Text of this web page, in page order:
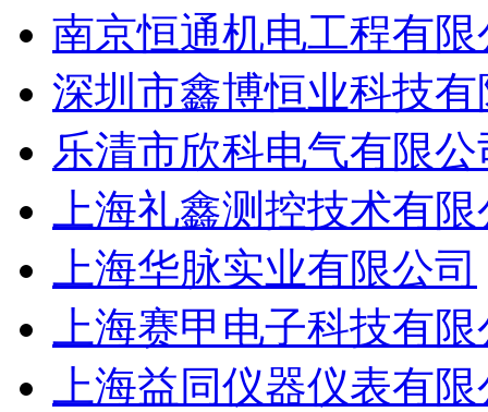
南京恒通机电工程有限
深圳市鑫博恒业科技
乐清市欣科电气有限公
上海礼鑫测控技术有
上海华脉实业有限公司
上海赛甲电子科技有
上海益同仪器仪表有